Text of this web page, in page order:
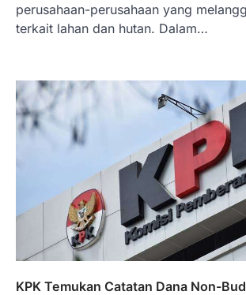
perusahaan-perusahaan yang
terkait lahan dan hutan. Dalam…
KPK Temukan Catatan Dana Non-